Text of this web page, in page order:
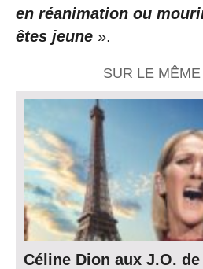
en réanimation ou
êtes jeune ».
SUR LE
Céline Dion aux J.O.